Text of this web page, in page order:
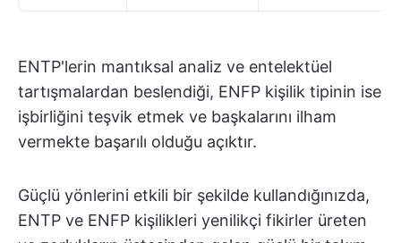
ENTP'lerin mantıksal analiz ve entelektüel
tartışmalardan beslendiği, ENFP kişilik tipinin ise
işbirliğini teşvik etmek ve başkalarını ilham
vermekte başarılı olduğu açıktır.
Güçlü yönlerini etkili bir şekilde kullandığınızda,
ENTP ve ENFP kişilikleri yenilikçi fikirler üreten